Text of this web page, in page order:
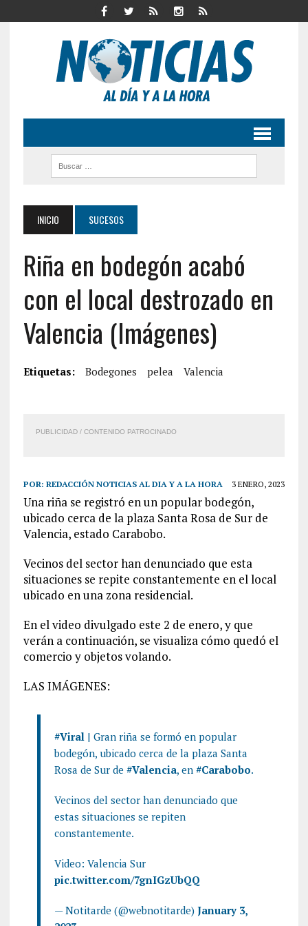
INICIO SUCESOS
Riña en bodegón acabó
con el local destrozado en
Valencia (Imágenes)
Etiquetas: Bodegones pelea Valencia
PUBLICIDAD / CONTENIDO PATROCINADO
POR: REDACCIÓN NOTICIAS AL DIA Y A LA HORA 3 ENERO, 2023
Una riña se registró en un popular bodegón,
ubicado cerca de la plaza Santa Rosa de Sur de
Valencia, estado Carabobo.
Vecinos del sector han denunciado que esta
situaciones se repite constantemente en el local
ubicado en una zona residencial.
En el video divulgado este 2 de enero, y que
verán a continuación, se visualiza cómo quedó el
comercio y objetos volando.
LAS IMÁGENES:
#Viral| Gran riña se formó en popular
bodegón, ubicado cerca de la plaza Santa
Rosa de Sur de #Valencia, en #Carabobo.
Vecinos del sector han denunciado que
estas situaciones se repiten
constantemente.
Video: Valencia Sur
pic.twitter.com/7gnIGzUbQQ
— Notitarde (@webnotitarde) January 3,